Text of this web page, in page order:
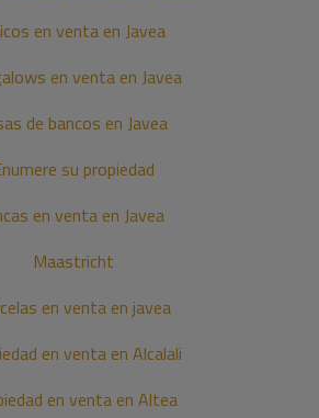
en venta en Javea
en venta en Javea
de bancos en Javea
su propiedad
en venta en Javea
Maastricht
en venta en javea
en venta en Alcalali
en venta en Altea